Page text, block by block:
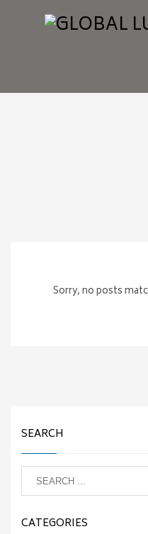
Sorry, no posts
SEARCH
CATEGORIES